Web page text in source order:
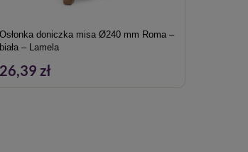
Osłonka doniczka misa Ø240 mm Roma –
biała – Lamela
26,39 zł